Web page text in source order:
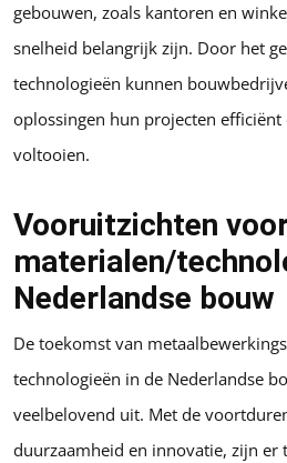
gebouwen, zoals kantoren en
snelheid belangrijk zijn. Door het
technologieën kunnen
oplossingen hun projecten
voltooien.
Vooruitzichten
materialen/
Nederlandse bouw
De toekomst van
technologieën in de Nederlandse
veelbelovend uit. Met de
duurzaamheid en innovatie, zijn er